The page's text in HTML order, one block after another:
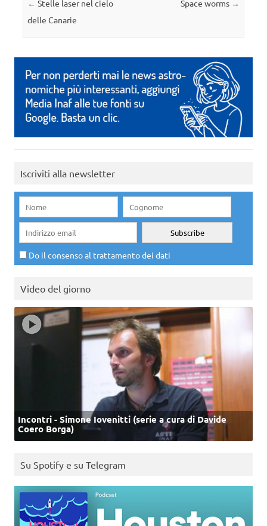
Navigazione articolo
← Stelle laser nel cielo
delle Canarie
Space worms →
Iscriviti alla newsletter
Do il consenso al trattamento dei dati
Video del giorno
Incontri - Simone Iovenitti (serie a cura di Davide
Coero Borga)
Su Spotify e su Telegram